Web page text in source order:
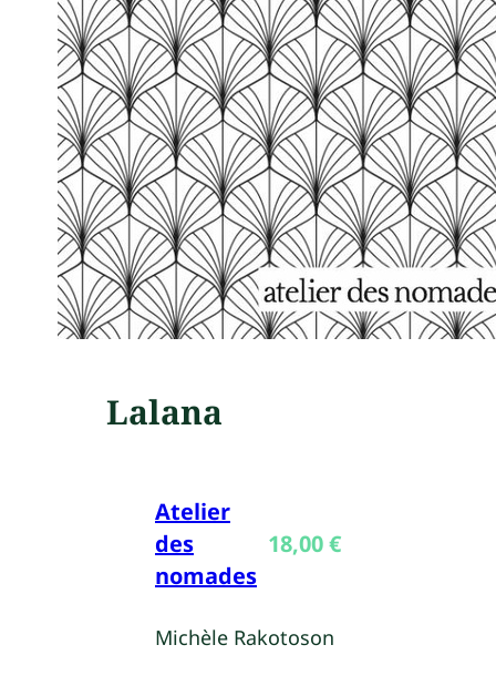
Lalana
Atelier
des
nomades
18,00€
Michèle Rakotoson